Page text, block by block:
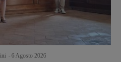
6 Agosto 2026